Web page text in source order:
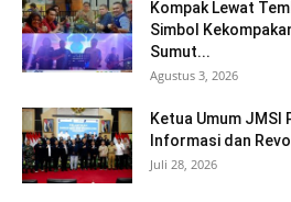
Kompak Lewat
Simbol
Sumut...
Agustus 3, 2026
Ketua Umum JMSI
Informasi dan
Juli 28, 2026